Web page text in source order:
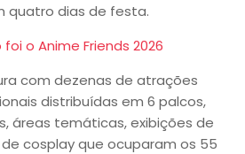
quatro dias de festa.
o Anime Friends 2026
com dezenas de atrações
distribuídas em 6 palcos,
áreas temáticas, exibições de
cosplay que ocuparam os 55